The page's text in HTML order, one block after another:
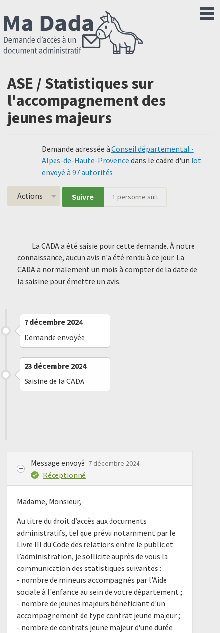
ASE / Statistiques sur
l'accompagnement des
jeunes majeurs
Demande adressée à Conseil départemental -
Alpes-de-Haute-Provence dans le cadre d'un lot
envoyé à 97 autorités
Actions Suivre 1 personne suit
La CADA a été saisie pour cette demande. À notre
connaissance, aucun avis n'a été rendu à ce jour. La
CADA a normalement un mois à compter de la date de
la saisine pour émettre un avis.
7 décembre 2024
Demande envoyée
23 décembre 2024
Saisine de la CADA
Message envoyé 7 décembre 2024
Réceptionné
Madame, Monsieur,
Au titre du droit d’accès aux documents
administratifs, tel que prévu notamment par le
Livre III du Code des relations entre le public et
l’administration, je sollicite auprès de vous la
communication des statistiques suivantes :
- nombre de mineurs accompagnés par l'Aide
sociale à l'enfance au sein de votre département ;
- nombre de jeunes majeurs bénéficiant d'un
accompagnement de type contrat jeune majeur ;
- nombre de contrats jeune majeur d'une durée